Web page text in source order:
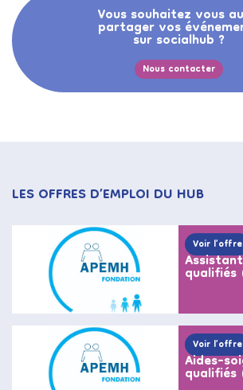
Vous souhaitez vous
partager vos
sur socialhub ?
Nous contacter
LES OFFRES D’EMPLOI DU HUB
Voir l’offre
Voir l’offre
Aides-